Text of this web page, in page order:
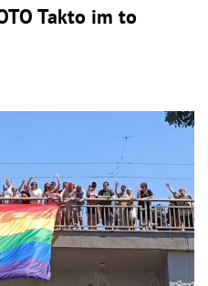
Takto im to